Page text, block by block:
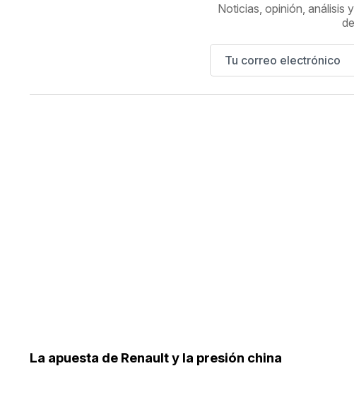
Noticias, opinión, análisis
La apuesta de Renault y la presión china